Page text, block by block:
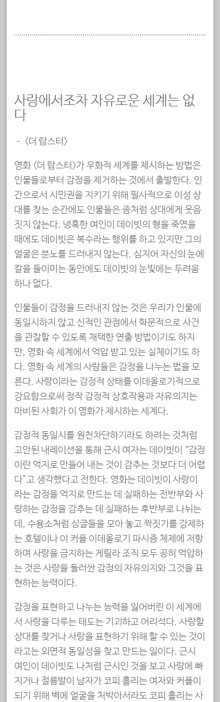
사랑에서조차 자유로운 세계는 없
다
– <더 랍스터>
영화 <더 랍스터>가 우화적 세계를 제시하는 방법은
인물들로부터 감정을 제거하는 것에서 출발한다. 인
간으로서 시민권을 지키기 위해 필사적으로 이성 상
대를 찾는 순간에도 인물들은 좀처럼 상대에게 웃음
짓지 않는다. 냉혹한 여인이 데이빗의 형을 죽였을
때에도 데이빗은 복수라는 행위를 하고 있지만 그의
얼굴은 분노를 드러내지 않는다. 심지어 자신의 눈에
칼을 들이미는 동안에도 데이빗의 눈빛에는 두려움
하나 없다.
인물들이 감정을 드러내지 않는 것은 우리가 인물에
동일시하지 않고 신적인 관점에서 학문적으로 사건
을 관찰할 수 있도록 채택한 연출 방법이기도 하지
만, 영화 속 세계에서 억압 받고 있는 실체이기도 하
다. 영화 속 세계의 사람들은 감정을 나누는 법을 모
른다. 사랑이라는 감정적 상태를 이데올로기적으로
강요함으로써 정작 감정적 상호작용과 자유의지는
마비된 사회가 이 영화가 제시하는 세계다.
감정적 동일시를 원천차단하기라도 하려는 것처럼
고안된 내레이션을 통해 근시 여자는 데이빗이 “감정
이란 억지로 만들어 내는 것이 감추는 것보다 더 어렵
다”고 생각했다고 전한다. 영화는 데이빗이 사랑이
라는 감정을 억지로 만드는 데 실패하는 전반부와 사
랑하는 감정을 감추는 데 실패하는 후반부로 나뉘는
데, 수용소처럼 싱글들을 모아 놓고 짝짓기를 강제하
는 호텔이나 이 커플 이데올로기 파시즘 체제에 저항
하며 사랑을 금지하는 게릴라 조직 모두 공히 억압하
는 것은 사랑을 둘러싼 감정의 자유의지와 그것을 표
현하는 능력이다.
감정을 표현하고 나누는 능력을 잃어버린 이 세계에
서 사랑을 다루는 태도는 기괴하고 어리석다. 사랑할
상대를 찾거나 사랑을 표현하기 위해 할 수 있는 것이
라고는 외면적 동일성을 찾고 만드는 일이다. 근시
여인이 데이빗도 나처럼 근시인 것을 보고 사랑에 빠
지거나 절름발이 남자가 코피 흘리는 여자와 커플이
되기 위해 벽에 얼굴을 처박아서라도 코피 흘리는 사